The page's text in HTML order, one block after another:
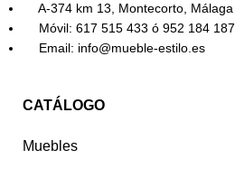
A-374 km 13, Montecorto, Málaga
Móvil: 617 515 433 ó 952 184 187
Email: info@mueble-estilo.es
CATÁLOGO
Muebles